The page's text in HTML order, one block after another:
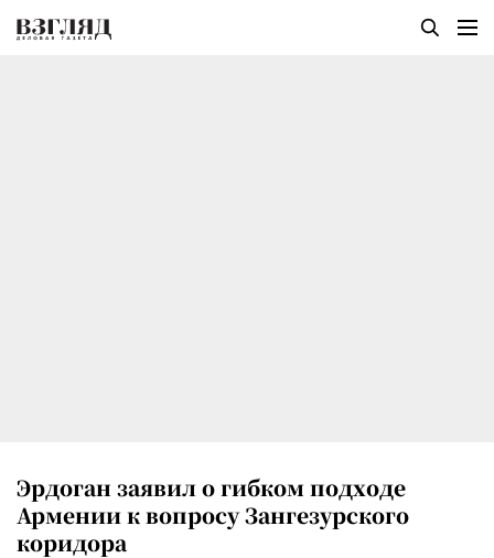
Эрдоган заявил о гибком подходе
Армении к вопросу Зангезурского
коридора